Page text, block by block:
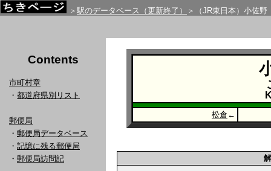
＞ 駅のデータベース（更新終了） ＞（JR東日本）小佐野
Contents
市町村章
・ 都道府県別リスト
郵便局
・ 郵便局データベース
・ 記憶に残る郵便局
・ 郵便局訪問記
松倉←